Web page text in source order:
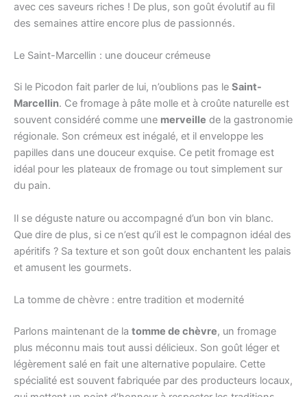
avec ces saveurs riches ! De plus, son goût évolutif au fil
des semaines attire encore plus de passionnés.
Le Saint-Marcellin : une douceur crémeuse
Si le Picodon fait parler de lui, n’oublions pas le Saint-
Marcellin. Ce fromage à pâte molle et à croûte naturelle est
souvent considéré comme une merveille de la gastronomie
régionale. Son crémeux est inégalé, et il enveloppe les
papilles dans une douceur exquise. Ce petit fromage est
idéal pour les plateaux de fromage ou tout simplement sur
du pain.
Il se déguste nature ou accompagné d’un bon vin blanc.
Que dire de plus, si ce n’est qu’il est le compagnon idéal des
apéritifs ? Sa texture et son goût doux enchantent les palais
et amusent les gourmets.
La tomme de chèvre : entre tradition et modernité
Parlons maintenant de la tomme de chèvre, un fromage
plus méconnu mais tout aussi délicieux. Son goût léger et
légèrement salé en fait une alternative populaire. Cette
spécialité est souvent fabriquée par des producteurs locaux,